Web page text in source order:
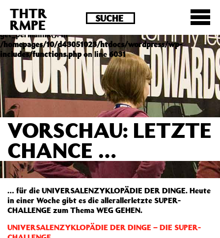
Deprecated : Die Funktion post_permalink ist seit
Version 4.4.0 veraltet! Verwende stattdessen
get_permalink(). in
/homepages/10/d43051023/htdocs/wordpress/wp-
includes/functions.phpon line 6031
THTR
RMPE
VORSCHAU: LETZTE
CHANCE …
… für die UNIVERSALENZYKLOPÄDIE DER DINGE. Heute
in einer Woche gibt es die allerallerletzte SUPER-
CHALLENGE zum Thema WEG GEHEN.
UNIVERSALENZYKLOPÄDIE DER DINGE – DIE SUPER-